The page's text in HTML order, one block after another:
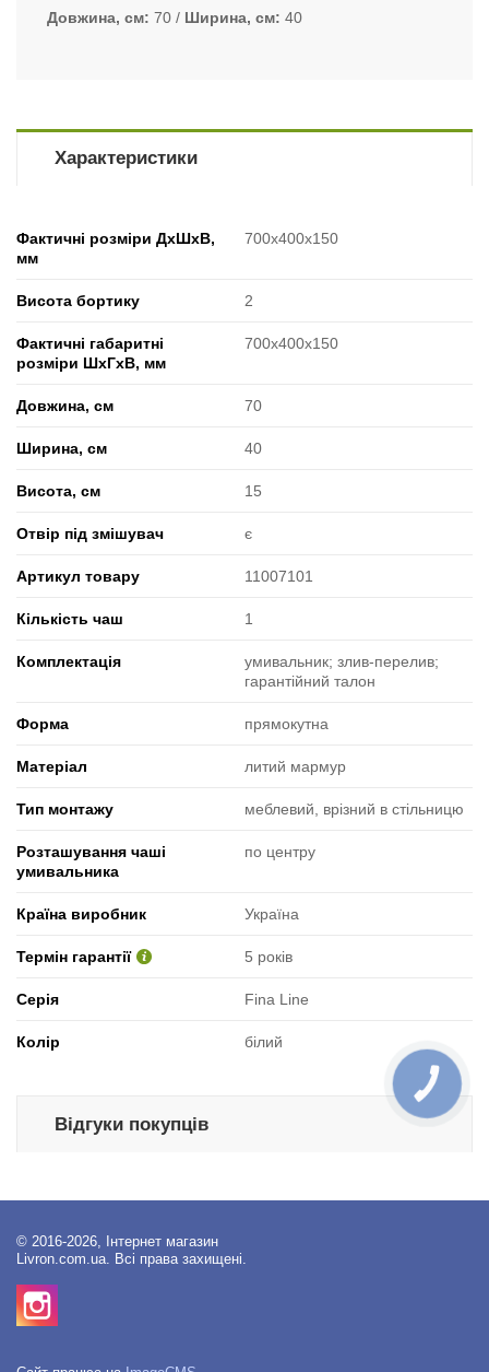
Довжина, см 70 Ширина, см 40
Характеристики
Фактичні розміри ДхШхВ,
мм
700x400x150
Висота бортику 2
Фактичні габаритні
розміри ШхГхВ, мм
700x400x150
Довжина, см 70
Ширина, см 40
Висота, см 15
Отвір під змішувач є
Артикул товару 11007101
Кількість чаш 1
Комплектація
умивальник; злив-перелив;
гарантійний талон
Форма прямокутна
Матеріал литий мармур
Тип монтажу меблевий, врізний в стільницю
Розташування чаші
умивальника
по центру
Країна виробник Україна
Термін гарантії 5 років
Серія Fina Line
Колір білий
Відгуки покупців
© 2016-2026, Інтернет магазин
Livron.com.ua. Всі права захищені.
КНОПКА
ЗВ'ЯЗКУ